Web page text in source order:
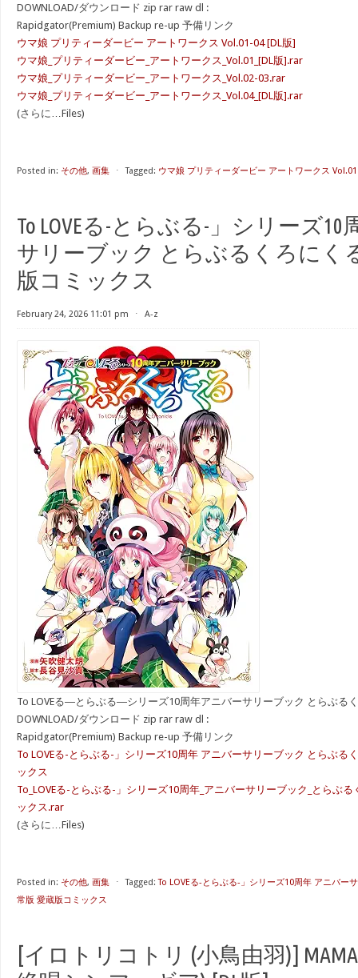
DOWNLOAD/ダウンロード zip rar raw dl :
Rapidgator(Premium) Backup re-up 予備リンク
ウマ娘 プリティーダービー アートワークス Vol.01-04 [DL版]
ウマ娘_プリティーダービー_アートワークス_Vol.01_[DL版].rar
ウマ娘_プリティーダービー_アートワークス_Vol.02-03.rar
ウマ娘_プリティーダービー_アートワークス_Vol.04_[DL版].rar
(さらに…Files)
Posted in: その他, 画集 ⋅ Tagged: ウマ娘 プリティーダービー アートワークス
To LOVEる-とらぶる-」シリーズ
サリーブック とらぶるくろにく
版コミックス
February 24, 2026 11:01 pm ⋅ A-z
To LOVEる―とらぶる―シリーズ10周年アニバーサリーブック とらぶる
DOWNLOAD/ダウンロード zip rar raw dl :
Rapidgator(Premium) Backup re-up 予備リンク
To LOVEる-とらぶる-」シリーズ10周年 アニバーサリーブック とらぶる
ックス
To_LOVEる-とらぶる-」シリーズ10周年_アニバーサリーブック_とらぶ
ックス.rar
(さらに…Files)
Posted in: その他, 画集 ⋅ Tagged: To LOVEる-とらぶる-」シリーズ10周年 アニバー
常版 愛蔵版コミックス
[イロトリコトリ (小鳥由羽)]